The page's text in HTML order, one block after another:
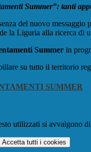
Summer”: tanti
del nuovo
la Liguria alla ricerca di
Summer in
su tutto il territorio
SUMMER
utilizzati si avvalgono
Accetta tutti i cookies